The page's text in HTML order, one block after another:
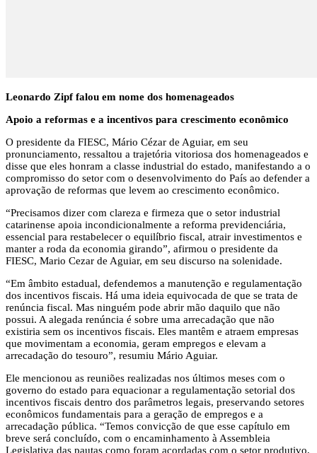
Leonardo Zipf falou em nome dos homenageados
Apoio a reformas e a incentivos para crescimento econômico
O presidente da FIESC, Mário Cézar de Aguiar, em seu
pronunciamento, ressaltou a trajetória vitoriosa dos homenageados e
disse que eles honram a classe industrial do estado, manifestando a o
compromisso do setor com o desenvolvimento do País ao defender a
aprovação de reformas que levem ao crescimento econômico.
“Precisamos dizer com clareza e firmeza que o setor industrial
catarinense apoia incondicionalmente a reforma previdenciária,
essencial para restabelecer o equilíbrio fiscal, atrair investimentos e
manter a roda da economia girando”, afirmou o presidente da
FIESC, Mario Cezar de Aguiar, em seu discurso na solenidade.
“Em âmbito estadual, defendemos a manutenção e regulamentação
dos incentivos fiscais. Há uma ideia equivocada de que se trata de
renúncia fiscal. Mas ninguém pode abrir mão daquilo que não
possui. A alegada renúncia é sobre uma arrecadação que não
existiria sem os incentivos fiscais. Eles mantêm e atraem empresas
que movimentam a economia, geram empregos e elevam a
arrecadação do tesouro”, resumiu Mário Aguiar.
Ele mencionou as reuniões realizadas nos últimos meses com o
governo do estado para equacionar a regulamentação setorial dos
incentivos fiscais dentro dos parâmetros legais, preservando setores
econômicos fundamentais para a geração de empregos e a
arrecadação pública. “Temos convicção de que esse capítulo em
breve será concluído, com o encaminhamento à Assembleia
Legislativa das pautas como foram acordadas com o setor produtivo,